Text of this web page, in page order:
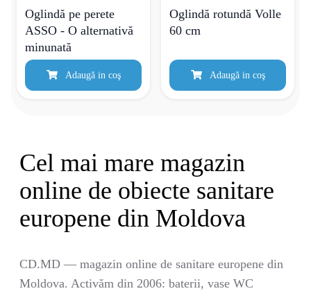
Oglindă pe perete
ASSO - O alternativă
minunată
Adaugă in coş
Oglindă rotundă Volle
60 cm
Adaugă in coş
Cel mai mare magazin
online de obiecte sanitare
europene din Moldova
CD.MD — magazin online de sanitare europene din
Moldova. Activăm din 2006: baterii, vase WC